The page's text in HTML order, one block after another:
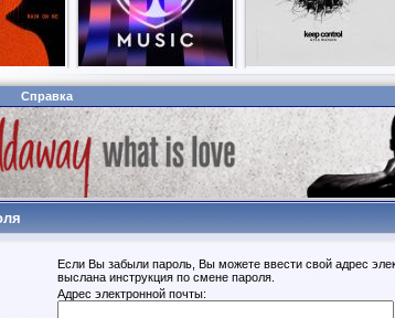
Справка
Если Вы забыли пароль, Вы можете ввести свой адрес
выслана инструкция по смене пароля.
Адрес электронной почты: